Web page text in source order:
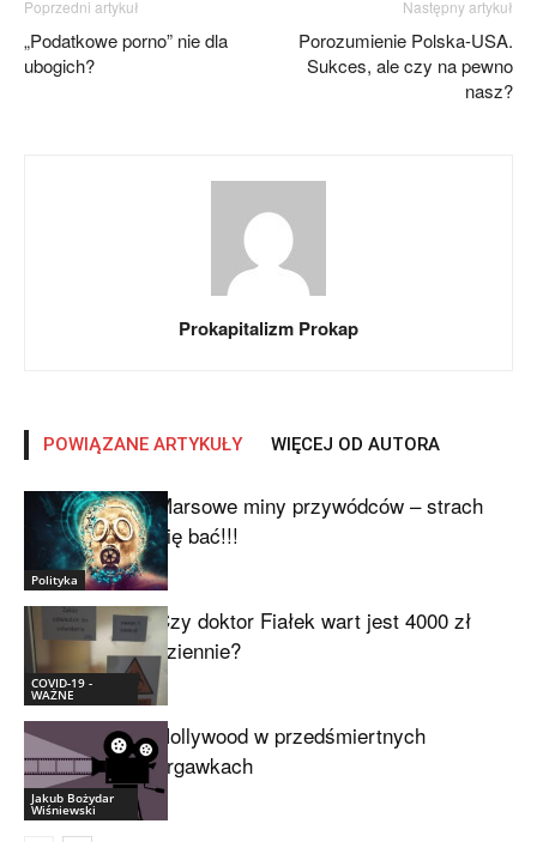
Poprzedni artykuł
„Podatkowe porno” nie dla
ubogich?
Następny artykuł
Porozumienie Polska-USA.
Sukces, ale czy na pewno
nasz?
Prokapitalizm Prokap
POWIĄZANE ARTYKUŁY WIĘCEJ OD AUTORA
Polityka
Marsowe miny przywódców – strach
się bać!!!
COVID-19 -
WAŻNE
Czy doktor Fiałek wart jest 4000 zł
dziennie?
Jakub Bożydar
Wiśniewski
Hollywood w przedśmiertnych
drgawkach